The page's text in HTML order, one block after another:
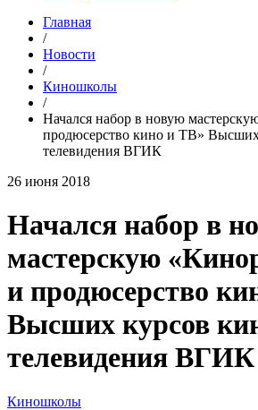
Главная
/
Новости
/
Киношколы
/
Начался набор в новую
продюсерство кино и ТВ»
телевидения ВГИК
26 июня 2018
Начался набор в
мастерскую
и продюсерство
Высших курсов
телевидения ВГИК
Киношколы